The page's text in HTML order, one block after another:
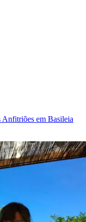
Anfitriões em Basileia